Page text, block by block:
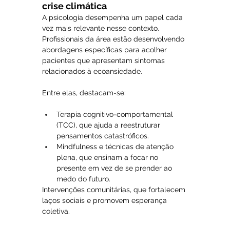
crise climática
A psicologia desempenha um papel cada
vez mais relevante nesse contexto.
Profissionais da área estão desenvolvendo
abordagens específicas para acolher
pacientes que apresentam sintomas
relacionados à ecoansiedade.
Entre elas, destacam-se:
Terapia cognitivo-comportamental
(TCC), que ajuda a reestruturar
pensamentos catastróficos.
Mindfulness e técnicas de atenção
plena, que ensinam a focar no
presente em vez de se prender ao
medo do futuro.
Intervenções comunitárias, que fortalecem
laços sociais e promovem esperança
coletiva.